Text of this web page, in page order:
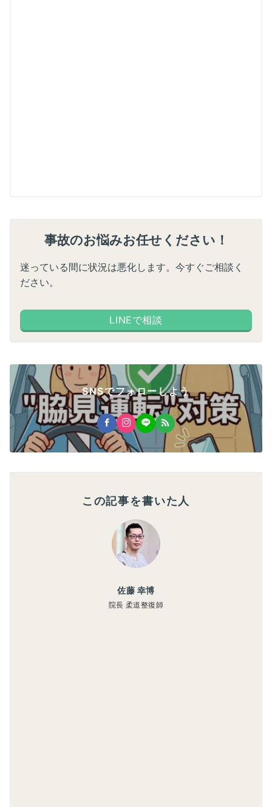
事故のお悩みお任せください！
迷っている間に状況は悪化します。今すぐご相談く
ださい。
LINEで相談
SNSでフォローしよう
この記事を書いた人
佐藤 幸博
院長 柔道整復師